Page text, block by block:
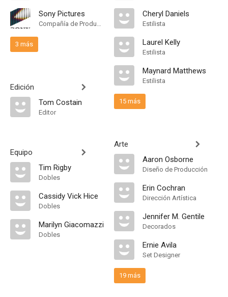
Sony Pictures
Compañía de Produccion
3 más
Edición
Tom Costain
Editor
Equipo
Tim Rigby
Dobles
Cassidy Vick Hice
Dobles
Marilyn Giacomazzi
Dobles
Cheryl Daniels
Estilista
Laurel Kelly
Estilista
Maynard Matthews
Estilista
15 más
Arte
Aaron Osborne
Diseño de Producción
Erin Cochran
Dirección Artística
Jennifer M. Gentile
Decorados
Ernie Avila
Set Designer
19 más